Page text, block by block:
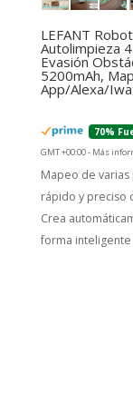
LEFANT
Autolimpieza
Evasión
5200mAh,
App/Alexa/
70%
GMT +00:00 - Más
Mapeo de varias
rápido y preciso
Crea
forma inteligente